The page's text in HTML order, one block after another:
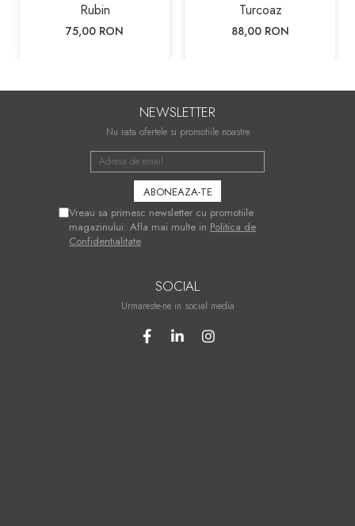
Rubin
75,00 RON
Turcoaz
88,00 RON
NEWSLETTER
Nu rata ofertele si promotiile noastre
Vreau sa primesc newsletter cu promotiile
magazinului. Afla mai multe in Politica de
Confidentialitate
SOCIAL
Urmareste-ne in social media